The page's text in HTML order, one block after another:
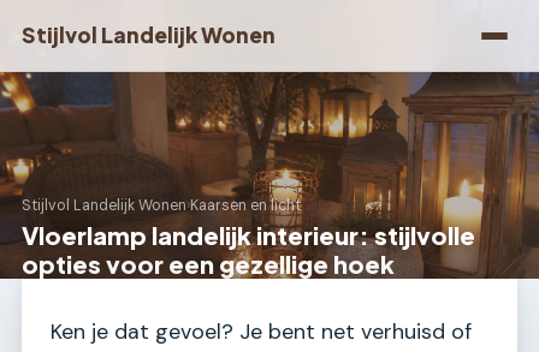
Stijlvol Landelijk Wonen
Stijlvol Landelijk Wonen›Kaarsen en licht
Vloerlamp landelijk interieur: stijlvolle
opties voor een gezellige hoek
Ken je dat gevoel? Je bent net verhuisd of